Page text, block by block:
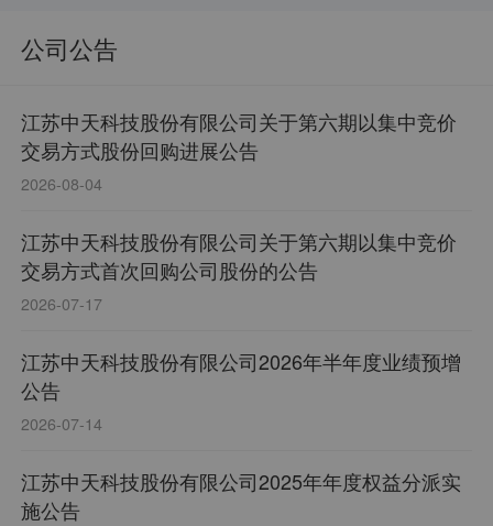
出口安全示范企业”、“中国光学工程学会科技进步
国电子学会科技进步奖”、“机械工业科学技术奖”二
等奖、2024年度江苏省瞪羚企业、市级企业技术中
心称号、“中国通信学会科学技术奖”、“中国机械工
业科学技术”二等奖、中国工业大奖、全国质量奖、
亚太质量奖等荣誉。
公司公告
江苏中天科技股份有限公司关于第六期以集中竞价
交易方式股份回购进展公告
2026-08-04
江苏中天科技股份有限公司关于第六期以集中竞价
交易方式首次回购公司股份的公告
2026-07-17
江苏中天科技股份有限公司2026年半年度业绩预增
公告
2026-07-14
江苏中天科技股份有限公司2025年年度权益分派实
施公告